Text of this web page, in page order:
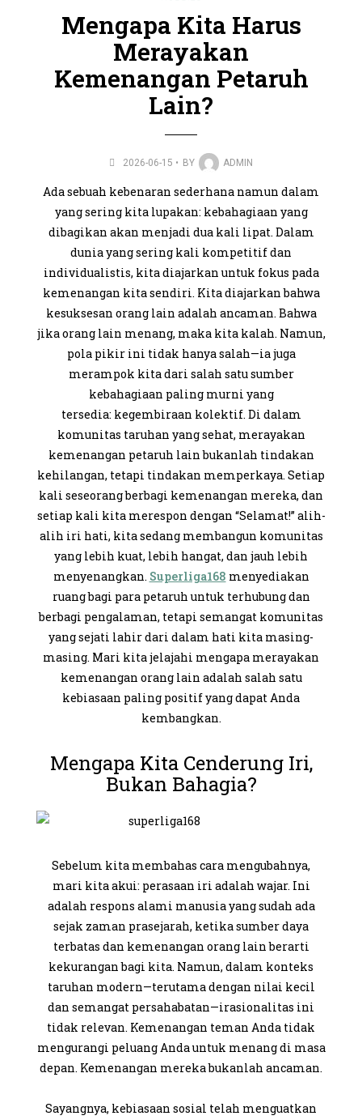
Mengapa Kita Harus
Merayakan
Kemenangan Petaruh
Lain?
2026-06-15 BY ADMIN
Ada sebuah kebenaran sederhana namun dalam
yang sering kita lupakan: kebahagiaan yang
dibagikan akan menjadi dua kali lipat. Dalam
dunia yang sering kali kompetitif dan
individualistis, kita diajarkan untuk fokus pada
kemenangan kita sendiri. Kita diajarkan bahwa
kesuksesan orang lain adalah ancaman. Bahwa
jika orang lain menang, maka kita kalah. Namun,
pola pikir ini tidak hanya salah—ia juga
merampok kita dari salah satu sumber
kebahagiaan paling murni yang
tersedia: kegembiraan kolektif. Di dalam
komunitas taruhan yang sehat, merayakan
kemenangan petaruh lain bukanlah tindakan
kehilangan, tetapi tindakan memperkaya. Setiap
kali seseorang berbagi kemenangan mereka, dan
setiap kali kita merespon dengan “Selamat!” alih-
alih iri hati, kita sedang membangun komunitas
yang lebih kuat, lebih hangat, dan jauh lebih
menyenangkan. Superliga168 menyediakan
ruang bagi para petaruh untuk terhubung dan
berbagi pengalaman, tetapi semangat komunitas
yang sejati lahir dari dalam hati kita masing-
masing. Mari kita jelajahi mengapa merayakan
kemenangan orang lain adalah salah satu
kebiasaan paling positif yang dapat Anda
kembangkan.
Mengapa Kita Cenderung Iri,
Bukan Bahagia?
Sebelum kita membahas cara mengubahnya,
mari kita akui: perasaan iri adalah wajar. Ini
adalah respons alami manusia yang sudah ada
sejak zaman prasejarah, ketika sumber daya
terbatas dan kemenangan orang lain berarti
kekurangan bagi kita. Namun, dalam konteks
taruhan modern—terutama dengan nilai kecil
dan semangat persahabatan—irasionalitas ini
tidak relevan. Kemenangan teman Anda tidak
mengurangi peluang Anda untuk menang di masa
depan. Kemenangan mereka bukanlah ancaman.
Sayangnya, kebiasaan sosial telah menguatkan